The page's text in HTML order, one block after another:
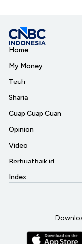
Home
My Money
Tech
Sharia
Cuap Cuap Cuan
Opinion
Video
Berbuatbaik.id
Index